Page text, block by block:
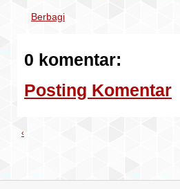
Berbagi
0 komentar:
Posting Komentar
‹